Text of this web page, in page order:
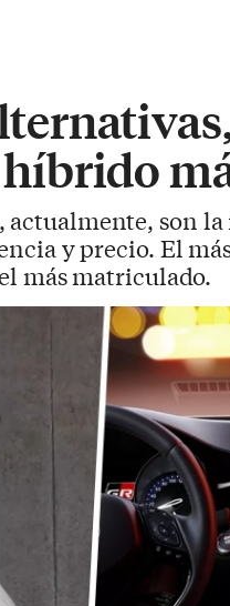
actualmente, son
y precio. El
más matriculado.